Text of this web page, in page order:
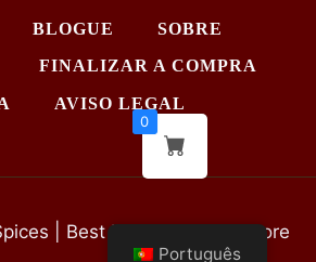
BLOGUE SOBRE
FINALIZAR A COMPRA
AVISO LEGAL
| Best Indian Grocery Store
Português
0